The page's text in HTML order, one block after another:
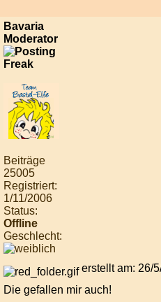
Bavaria
Moderator
Beiträge
25005
Registriert:
1/11/2006
Status:
Offline
Geschlecht:
erstellt am: 26/
Die gefallen mir auch!